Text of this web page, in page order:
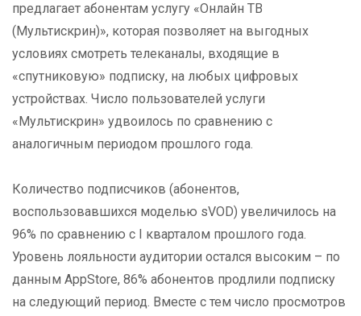
предлагает абонентам услугу «Онлайн ТВ
(Мультискрин)», которая позволяет на выгодных
условиях смотреть телеканалы, входящие в
«спутниковую» подписку, на любых цифровых
устройствах. Число пользователей услуги
«Мультискрин» удвоилось по сравнению с
аналогичным периодом прошлого года.
Количество подписчиков (абонентов,
воспользовавшихся моделью sVOD) увеличилось на
96% по сравнению с I кварталом прошлого года.
Уровень лояльности аудитории остался высоким – по
данным AppStore, 86% абонентов продлили подписку
на следующий период. Вместе с тем число просмотров